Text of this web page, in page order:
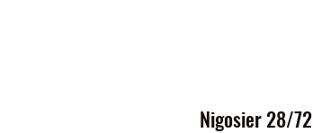
Nigosier 28/72